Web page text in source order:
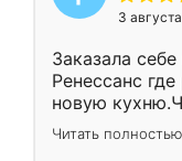
3
Заказала
Ренессанс
новую
вполне
два года,
Читать полностью